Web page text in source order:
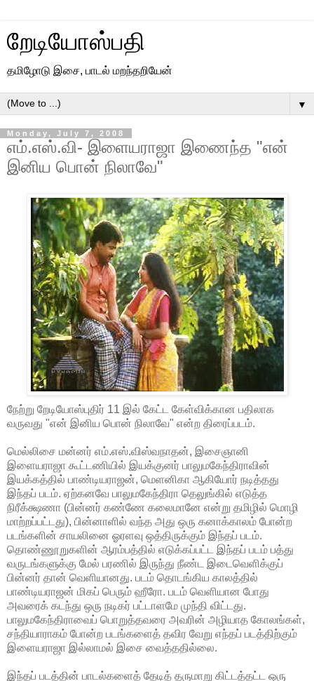
றேடியோஸ்பதி
தமிழோடு இசை, பாடல் மறந்தறியேன்
▼
Monday, July 7, 2008
எம்.எஸ்.வி- இளையராஜா இணைந்த "என்
இனிய பொன் நிலாவே"
நேற்று றேடியோஸ்புதிர் 11 இல் கேட்ட கேள்விக்கான பதிலாக
வருவது "என் இனிய பொன் நிலாவே" என்ற திரைப்படம்.
மெல்லிசை மன்னர் எம்.எஸ்.விஸ்வநாதன், இசைஞானி
இளையராஜா கூட்டணியில் இயக்குனர் பாலுமகேந்திராவின்
இயக்கத்தில் பாண்டியராஜன், மெளனிகா ஆகியோர் நடித்தது
இந்தப் படம். ஏற்கனவே பாலுமகேந்திரா தெலுங்கில் எடுத்த
நிரீக்க்ஷணா (பின்னர் கண்ணே கலைமானே என்று தமிழில் மொழி
மாற்றப்பட்டது), பின்னாளில் வந்த அது ஒரு கனாக்காலம் போன்ற
படங்களின் சாயலினை ஓரளவு ஒத்திருக்கும் இந்தப் படம்.
தொண்ணூறுகளின் ஆரம்பத்தில் எடுக்கப்பட்ட இந்தப் படம் பத்து
வருடங்களுக்கு மேல் பரணில் இருந்து நீண்ட இடைவெளிக்குப்
பின்னர் தான் வெளியானது. படம் தொடங்கிய காலத்தில்
பாண்டியராஜன் மிகப் பெரும் ஹீரோ. படம் வெளியான போது
அவரைக் கடந்து ஒரு நடிகர் பட்டாளமே முந்தி விட்டது.
பாலுமகேந்திராவைப் பொறுத்தவரை அவரின் அழியாத கோலங்கள்,
சந்தியாராகம் போன்ற படங்களைத் தவிர வேறு எந்தப் படத்திற்கும்
இளையராஜா இல்லாமல் இசை வைத்ததில்லை.
இந்தப் படத்தின் பாடல்களைத் தேடித் தருமாறு கிட்டத்தட்ட ஒரு